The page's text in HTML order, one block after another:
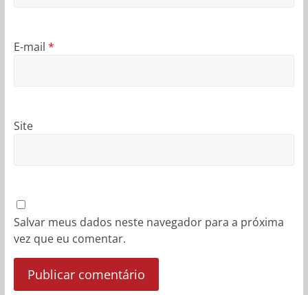
E-mail *
Site
Salvar meus dados neste navegador para a próxima
vez que eu comentar.